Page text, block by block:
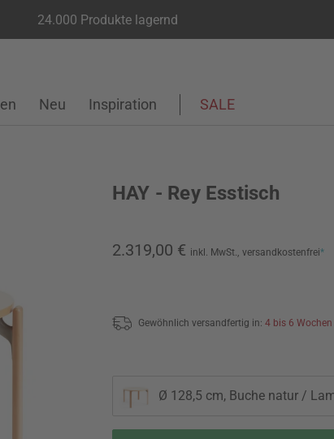
24.000 Produkte lagernd
Neu Inspiration SALE
HAY - Rey Esstisch
2.319,00 € inkl. MwSt., versandkostenfrei*
Gewöhnlich versandfertig in: 4 bis 6 Wochen
Ø 128,5 cm, Buche natur /